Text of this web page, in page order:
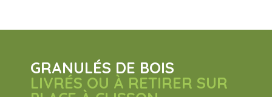
GRANULÉS DE BOIS
LIVRÉS OU À RETIRER SUR